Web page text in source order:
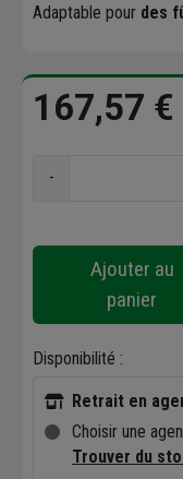
Adaptable pour des
167,57 €
-
Ajouter au
panier
Disponibilité :
Retrait en
Choisir une
Trouver du